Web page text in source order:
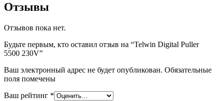
Отзывы
Отзывов пока нет.
Будьте первым, кто оставил отзыв на “Telwin Digital Puller
5500 230V”
Ваш электронный адрес не будет опубликован. Обязательные
поля помечены
Ваш рейтинг *